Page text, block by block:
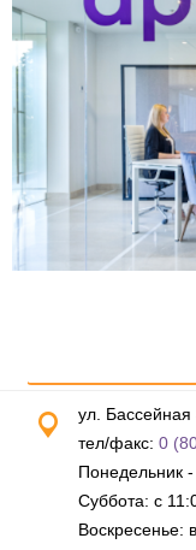
ул.
тел/факс: 0
Понедельник
Суббота: с
Воскресенье: